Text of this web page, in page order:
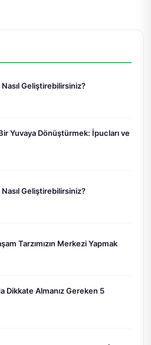
Nasıl Geliştirebilirsiniz?
Yuvaya Dönüştürmek: İpucları ve
Nasıl Geliştirebilirsiniz?
Tarzımızın Merkezi Yapmak
Dikkate Almanız Gereken 5